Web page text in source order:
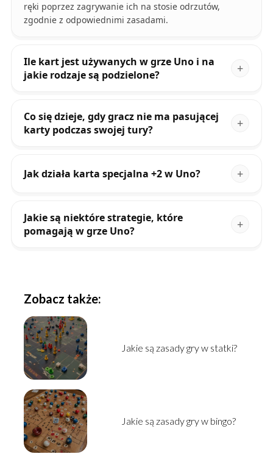
ręki poprzez zagrywanie ich na stosie odrzutów,
zgodnie z odpowiednimi zasadami.
Ile kart jest używanych w grze Uno i na
jakie rodzaje są podzielone?
Co się dzieje, gdy gracz nie ma pasującej
karty podczas swojej tury?
Jak działa karta specjalna +2 w Uno?
Jakie są niektóre strategie, które
pomagają w grze Uno?
Zobacz także:
Jakie są zasady gry w statki?
Jakie są zasady gry w bingo?